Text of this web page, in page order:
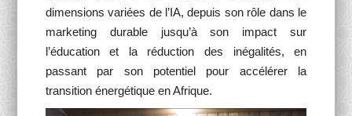
dimensions variées de l’IA, depuis son rôle dans le
marketing durable jusqu’à son impact sur
l’éducation et la réduction des inégalités, en
passant par son potentiel pour accélérer la
transition énergétique en Afrique.